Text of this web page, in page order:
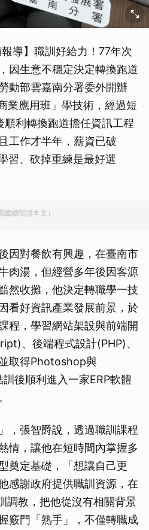
導】職訓好給力！77年次
因生意不穩定決定轉換跑道
動部雲嘉南分署委外開辦
業應用班」學技術，經過短
利轉換跑道擔任資訊工程
工作才半年，薪資已破
習、砍掉重練是最好選
繼續閱讀本文）
因對餐飲有興趣，在臺南市
肉湯，但經營多年後因客源
然收攤，他決定轉職學一技
看好資訊產業發展前景，於
程，學習網站架設與前端開
、後端程式設計(PHP)、
取得Photoshop與
後順利進入一家ERP軟體
，張智爵說，透過職訓課程
情，讓他在短時間內掌握多
奠定基礎，「想讓自己更
感謝政府提供職訓資源，在
調教，把他從沒有相關背景
竅門「熟手」，不僅轉職成